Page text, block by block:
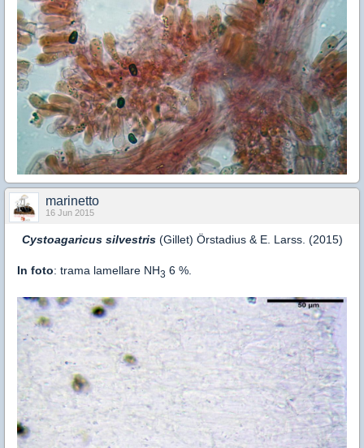
marinetto
16 Jun 2015
Cystoagaricus silvestris(Gillet) Örstadius & E. Larss. (2015)
In foto: trama lamellare NH3 6 %